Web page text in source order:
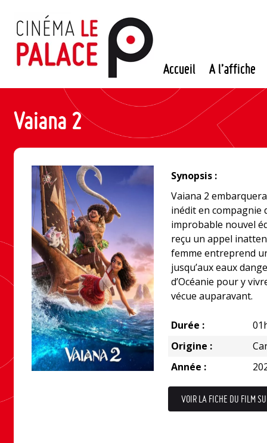
contenu
Accueil A l’affiche
Vaiana 2
Synopsis :
Vaiana 2
inédit en compagnie
improbable nouvel
reçu un appel
femme entreprend
jusqu’aux eaux
d’Océanie pour y
vécue auparavant.
Durée :
Origine :
Année :
VOIR LA FICHE DU FILM